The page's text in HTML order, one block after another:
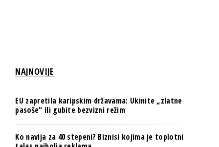
NAJNOVIJE
EU zapretila karipskim državama: Ukinite „zlatne
pasoše“ ili gubite bezvizni režim
Ko navija za 40 stepeni? Biznisi kojima je toplotni